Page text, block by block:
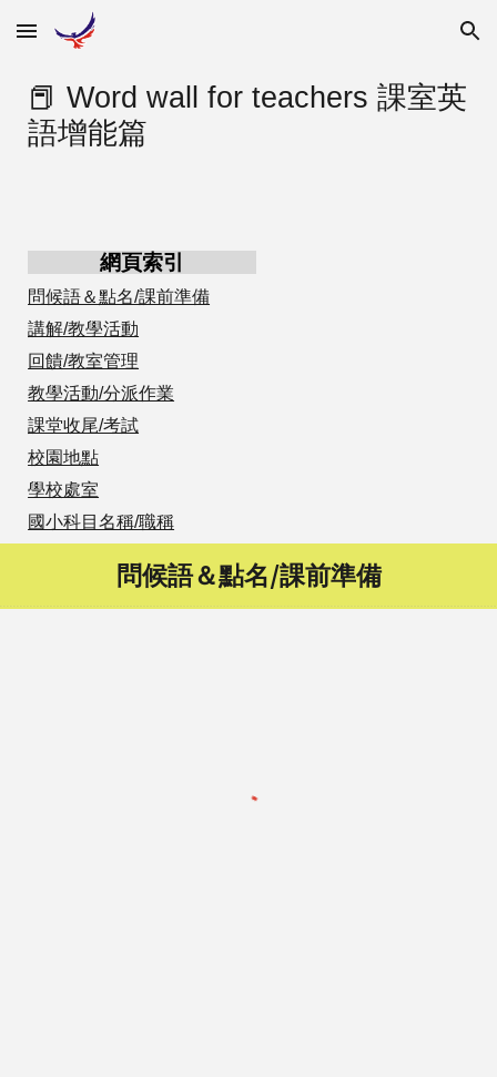
Skip to main content Skip to navigation
📕 Word wall for teachers 課室英
語增能篇
網頁索引
問候語＆點名/課前準備
講解/教學活動
回饋/教室管理
教學活動/分派作業
課堂收尾/考試
校園地點
學校處室
國小科目名稱/職稱
問候語＆點名/課前準備